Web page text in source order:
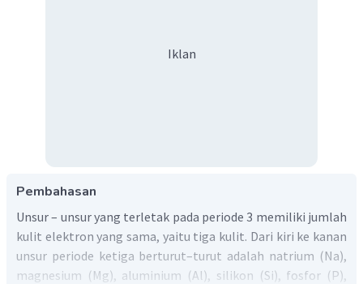
Iklan
Pembahasan
Unsur – unsur yang terletak pada periode 3 memiliki jumlah
kulit elektron yang sama, yaitu tiga kulit. Dari kiri ke kanan
unsur periode ketiga berturut–turut adalah natrium (Na),
magnesium (Mg), aluminium (Al), silikon (Si), fosfor (P),